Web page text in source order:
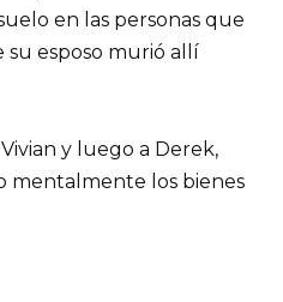
en las personas que
esposo murió allí
y luego a Derek,
mentalmente los bienes